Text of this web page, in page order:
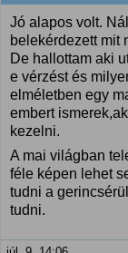
Jó alapos volt.
belekérdezett mit
De hallottam aki
e vérzést és
elméletben egy
embert
kezelni.
A mai világban
féle képen lehet
tudni a
tudni.